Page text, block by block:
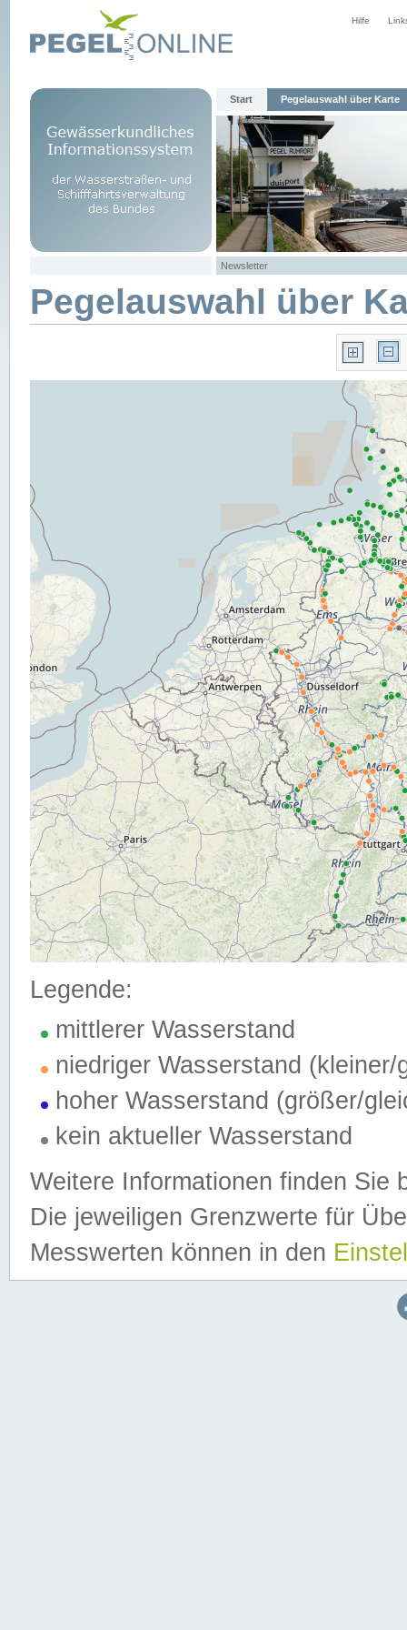
Hilfe
Start Pegelauswahl über Karte
Newsletter
Pegelauswahl über
Legende:
mittlerer Wasserstand
niedriger Wasserstand (kleiner/
hoher Wasserstand (größer/
kein aktueller Wasserstand
Weitere Informationen finden Sie
Die jeweiligen Grenzwerte für
Messwerten können in den